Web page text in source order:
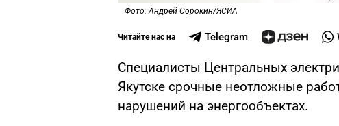
Фото: Андрей Сорокин/ЯСИА
Читайте нас на Telegram
Специалисты Центральных
Якутске срочные неотложные
нарушений на энергообъектах.